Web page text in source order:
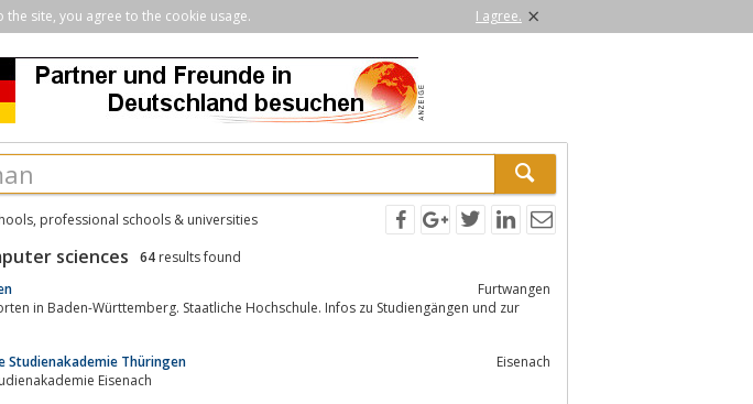
site, you agree to the cookie usage. I agree. ×
professional schools & universities
sciences 64 results found
Furtwangen
in Baden-Württemberg. Staatliche Hochschule. Infos zu Studiengängen und zur
Studienakademie Thüringen
Eisenach
Staatl. Studienakademie Eisenach